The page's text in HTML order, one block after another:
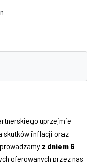
uprzejmie
skutków inflacji oraz
z dniem 6
oferowanych przez nas